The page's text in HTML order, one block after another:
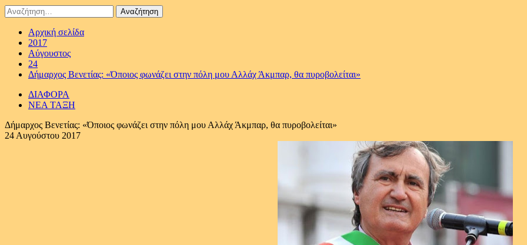
Αναζήτηση
για:
Αρχική σελίδα
2017
Αύγουστος
24
Δήμαρχος Βενετίας: «Όποιος φωνάζει στην πόλη μου Αλλάχ Άκμπαρ, θα πυροβολείται»
ΔΙΑΦΟΡΑ
ΝΕΑ ΤΑΞΗ
Δήμαρχος Βενετίας: «Όποιος φωνάζει στην πόλη μου Αλλάχ Άκμπαρ, θα πυροβολείται»
24 Αυγούστου 2017